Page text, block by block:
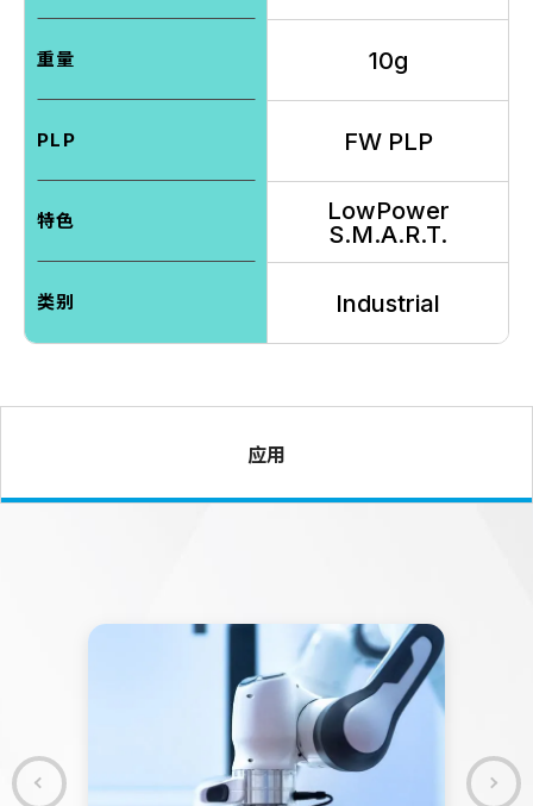
重量 10g
PLP FW PLP
特色
LowPower
S.M.A.R.T.
类别 Industrial
应用